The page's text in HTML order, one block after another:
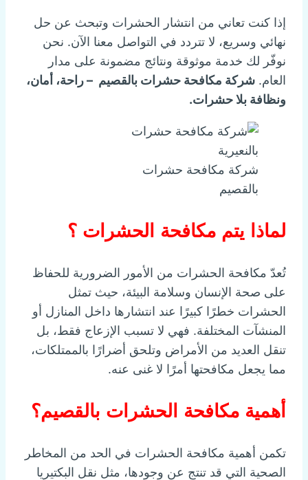
إذا كنت تعاني من انتشار الحشرات وتبحث عن حل
نهائي وسريع، لا تتردد في التواصل معنا الآن. نحن
نوفّر لك خدمة موثوقة ونتائج مضمونة على مدار
العام. شركة مكافحة حشرات بالقصيم – راحة، أمان،
ونظافة بلا حشرات.
شركة مكافحة حشرات
بالقصيم
لماذا يتم مكافحة الحشرات ؟
تُعدّ مكافحة الحشرات من الأمور الضرورية للحفاظ
على صحة الإنسان وسلامة البيئة، حيث تمثل
الحشرات خطرًا كبيرًا عند انتشارها داخل المنازل أو
المنشآت المختلفة. فهي لا تسبب الإزعاج فقط، بل
تنقل العديد من الأمراض وتلحق أضرارًا بالممتلكات،
مما يجعل مكافحتها أمرًا لا غنى عنه.
أهمية مكافحة الحشرات بالقصيم؟
تكمن أهمية مكافحة الحشرات في الحد من المخاطر
الصحية التي قد تنتج عن وجودها، مثل نقل البكتيريا